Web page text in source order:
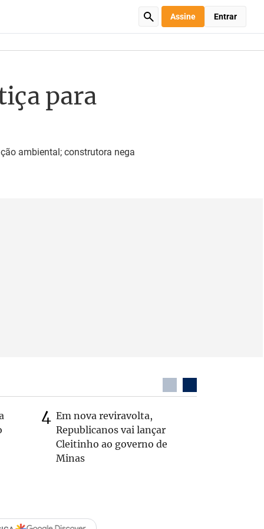
Assine Entrar
para
ambiental; construtora nega
Em nova reviravolta,
Republicanos vai lançar
Cleitinho ao governo de
Minas